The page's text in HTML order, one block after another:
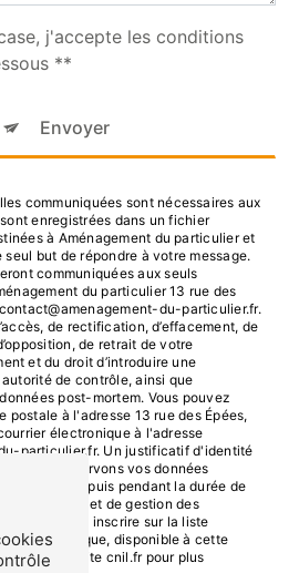
j'accepte les conditions
**
Envoyer
communiquées sont nécessaires aux
enregistrées dans un fichier
à Aménagement du particulier et
but de répondre à votre message.
communiquées aux seuls
du particulier 13 rue des
du-particulier.fr.
de rectification, d’effacement, de
de retrait de votre
et du droit d’introduire une
autorité de contrôle, ainsi que
post-mortem. Vous pouvez
postale à l'adresse 13 rue des Épées,
électronique à l'adresse
particulier.fr. Un justificatif d'identité
Nous conservons vos données
de contact puis pendant la durée de
probatoires et de gestion des
droit de vous inscrire sur la liste
téléphonique, disponible à cette
le site cnil.fr pour plus